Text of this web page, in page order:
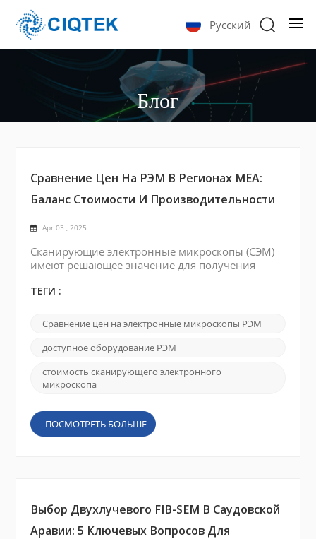
Русский
Блог
Сравнение Цен На РЭМ В Регионах MEA:
Баланс Стоимости И Производительности
Apr 03 , 2025
Сканирующие электронные микроскопы (СЭМ)
имеют решающее значение для получения
анализа материалов, а вБлижнем Востоке и
стоимости и производительности является
ключевым. Рынок охватывает широкий
диапазон — от премиальных систем до
известные бренды, такие как JEOL, FEI (Thermo
Fishe...
ТЕГИ :
Сравнение цен на электронные микроскопы РЭМ
доступное оборудование РЭМ
стоимость сканирующего электронного
микроскопа
ПОСМОТРЕТЬ БОЛЬШЕ
Выбор Двухлучевого FIB-SEM В Саудовской
Аравии: 5 Ключевых Вопросов Для